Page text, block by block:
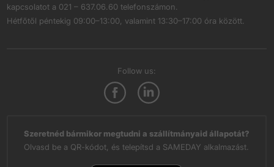
kapcsolatot a 021 – 637.06.60 telefonszámon.
Hétfőtől péntekig 09:00–13:00, valamint 13:30–17:00 óra között.
Follow us:
Szeretnéd bármikor megtudni a szállítmányaid állapotát?
Olvasd be a QR-kódot, és telepítsd a SAMEDAY alkalmazást.